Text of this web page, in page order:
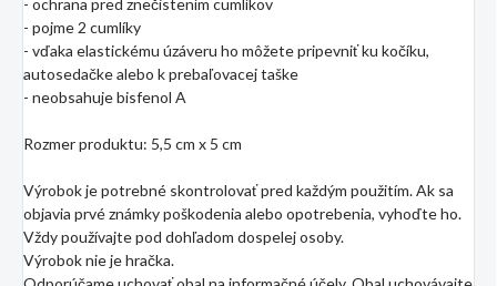
- ochrana pred znečistením cumlíkov
- pojme 2 cumlíky
- vďaka elastickému úzáveru ho môžete pripevniť ku kočíku,
autosedačke alebo k prebaľovacej taške
- neobsahuje bisfenol A
Rozmer produktu: 5,5 cm x 5 cm
Výrobok je potrebné skontrolovať pred každým použitím. Ak sa
objavia prvé známky poškodenia alebo opotrebenia, vyhoďte ho.
Vždy používajte pod dohľadom dospelej osoby.
Výrobok nie je hračka.